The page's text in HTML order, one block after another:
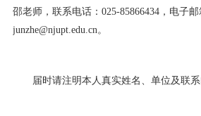
邵老师，联系电话： 025-85866434，电子邮
junzhe@njupt.edu.cn。
届时请注明本人真实姓名、单位及联系